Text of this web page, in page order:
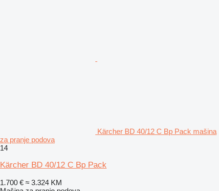
Kärcher BD 40/12 C Bp Pack mašina
za pranje podova
14
Kärcher BD 40/12 C Bp Pack
1.700 € ≈ 3.324 KM